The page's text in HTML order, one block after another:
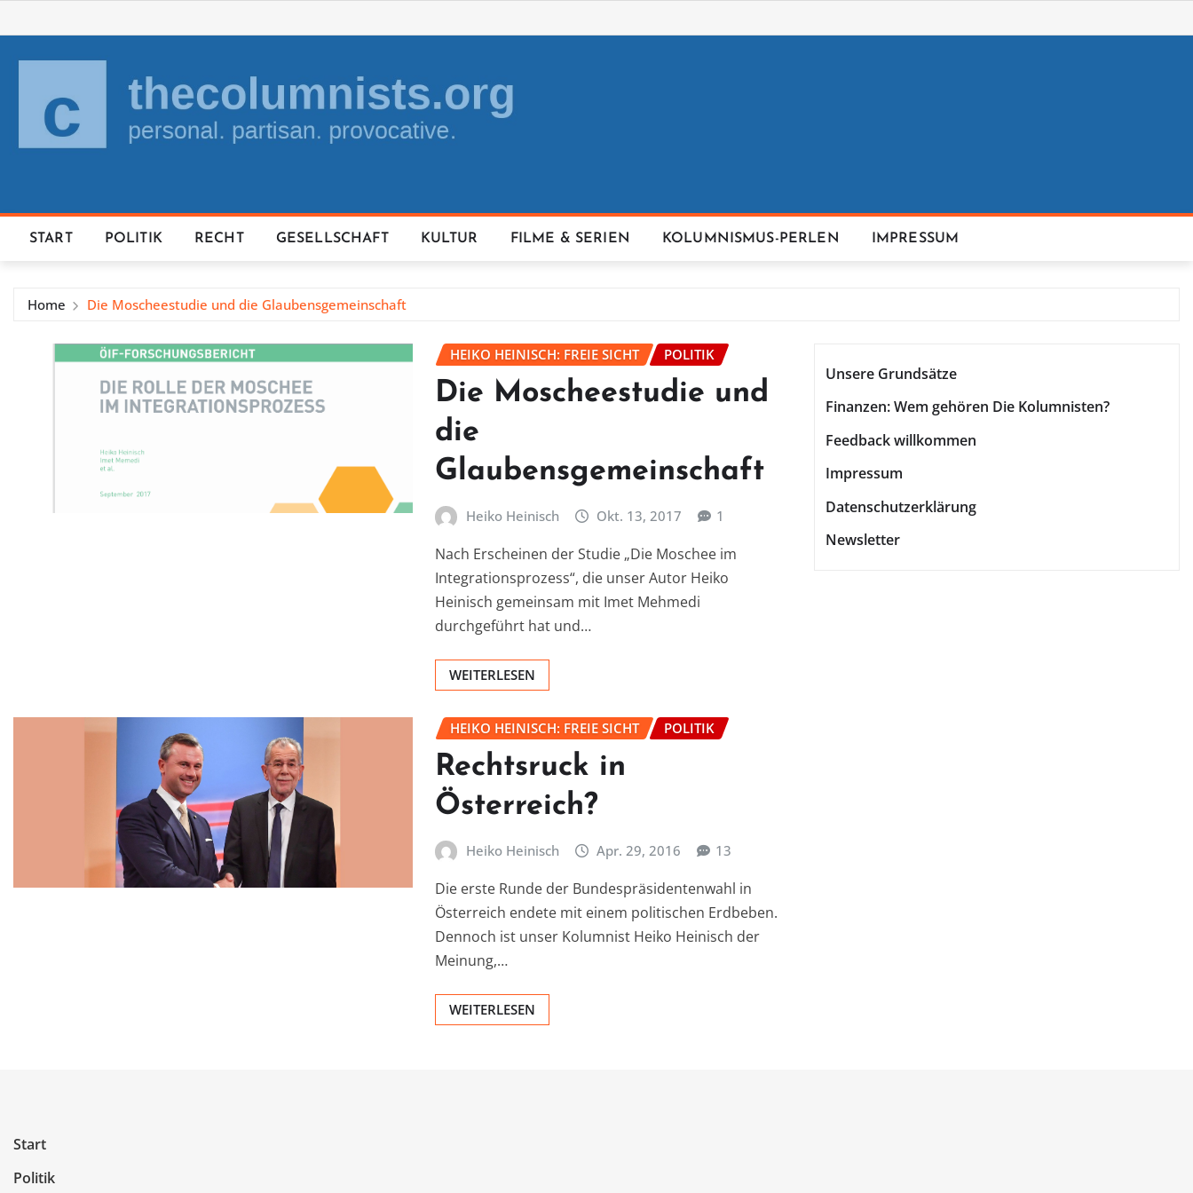
to
content
START POLITIK RECHT GESELLSCHAFT KULTUR FILME & SERIEN KOLUMNISMUS-PERLEN IMPRESSUM
Home Die Moscheestudie und die Glaubensgemeinschaft
HEIKO HEINISCH: FREIE SICHT POLITIK
Die Moscheestudie und
die
Glaubensgemeinschaft
Heiko Heinisch Okt. 13, 2017 1
Nach Erscheinen der Studie „Die Moschee im
Integrationsprozess“, die unser Autor Heiko
Heinisch gemeinsam mit Imet Mehmedi
durchgeführt hat und…
WEITERLESEN
HEIKO HEINISCH: FREIE SICHT POLITIK
Rechtsruck in
Österreich?
Heiko Heinisch Apr. 29, 2016 13
Die erste Runde der Bundespräsidentenwahl in
Österreich endete mit einem politischen Erdbeben.
Dennoch ist unser Kolumnist Heiko Heinisch der
Meinung,…
WEITERLESEN
Unsere Grundsätze
Finanzen: Wem gehören Die Kolumnisten?
Feedback willkommen
Impressum
Datenschutzerklärung
Newsletter
Start
Politik